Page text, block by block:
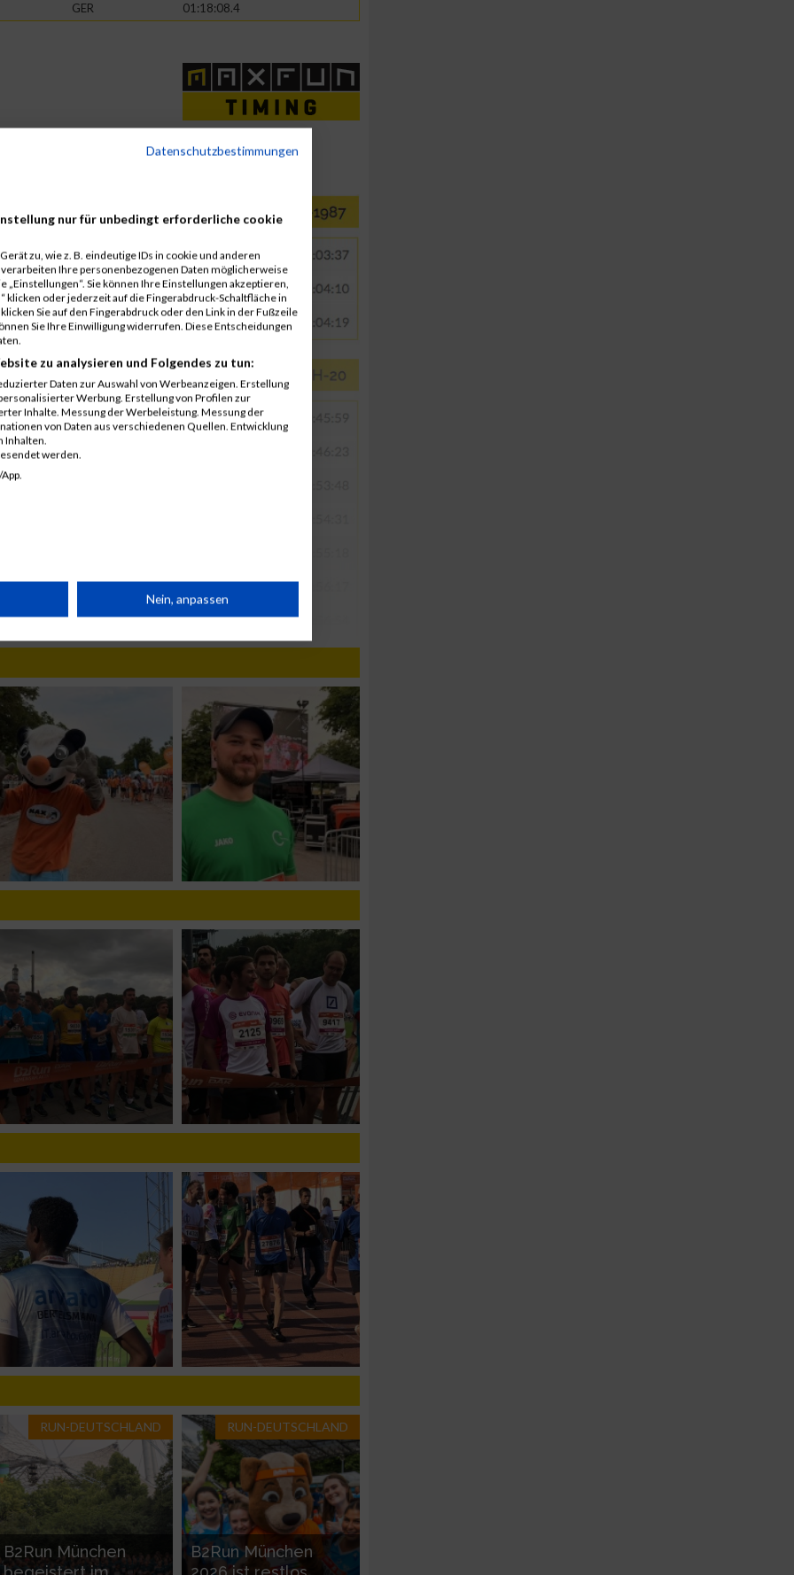
GER 01:18:08.4
RUN-DEUTSCHLAND
B2Run München
RUN-DEUTSCHLAND
B2Run München
Datenschutzbestimmungen
nur für unbedingt erforderliche cookie
zu, wie z. B. eindeutige IDs in cookie und anderen
Ihre personenbezogenen Daten möglicherweise
Sie können Ihre Einstellungen akzeptieren,
klicken oder jederzeit auf die Fingerabdruck-Schaltfläche in
Sie auf den Fingerabdruck oder den Link in der Fußzeile
Sie Ihre Einwilligung widerrufen. Diese Entscheidungen
zu analysieren und Folgendes zu tun:
Daten zur Auswahl von Werbeanzeigen. Erstellung
Werbung. Erstellung von Profilen zur
Inhalte. Messung der Werbeleistung. Messung der
von Daten aus verschiedenen Quellen. Entwicklung
Inhalten.
werden.
Daten aus
Nein, anpassen